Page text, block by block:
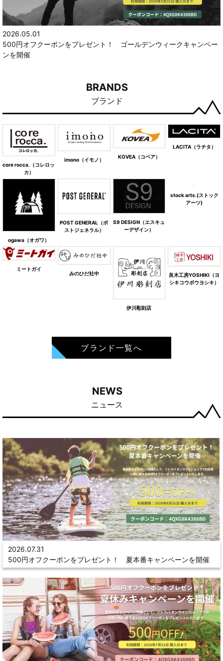
2026.05.01
500円オフクーポンをプレゼント！ ゴールデンウィークキャンペー
ンを開催
BRANDS
ブランド
core rocca.（コレロッ
カ）
imono（イモノ） KOVEA（コベア）
LACITA（ラチタ）
ogawa（オガワ）
POST GENERAL（ポ
ストジェネラル）
S9 DESIGN（エスキュ
ーデザイン）
stock arts.(ストック
アーツ)
ミートガイ
みのひだ社中
伊川彫刻店
良木工房YOSHIKI（ヨ
シキコウボウヨシキ）
ブランド一覧へ
NEWS
ニュース
2026.07.31
500円オフクーポンをプレゼント！ 夏本番キャンペーンを開催